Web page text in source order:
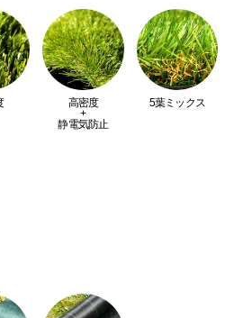
るで天然芝。より一層リアル
とん本物に近づけました。
ロトタイプ
高密度
+
静電気防止
5葉ミックス